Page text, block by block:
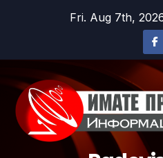
Fri. Aug 7th,